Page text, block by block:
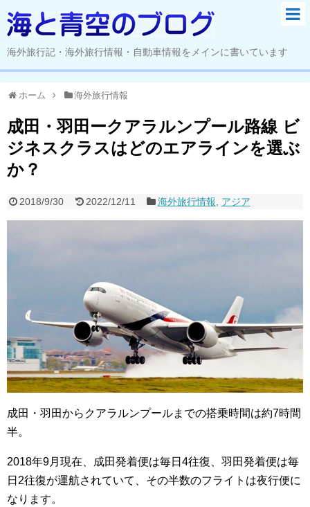
海外旅行記・海外旅行情報・自動車情報をメインに書いています
ホーム 海外旅行情報
成田・羽田ークアラルンプール路線 ビ
ジネスクラスはどのエアラインを選ぶ
か？
2018/9/30 2022/12/11 海外旅行情報 アジア
成田・羽田からクアラルンプールまでの搭乗時間は約7時間
半。
2018年9月現在、成田発着便は毎日4往復、羽田発着便は毎
日2往復が運航されていて、その半数のフライトは夜行便に
なります。